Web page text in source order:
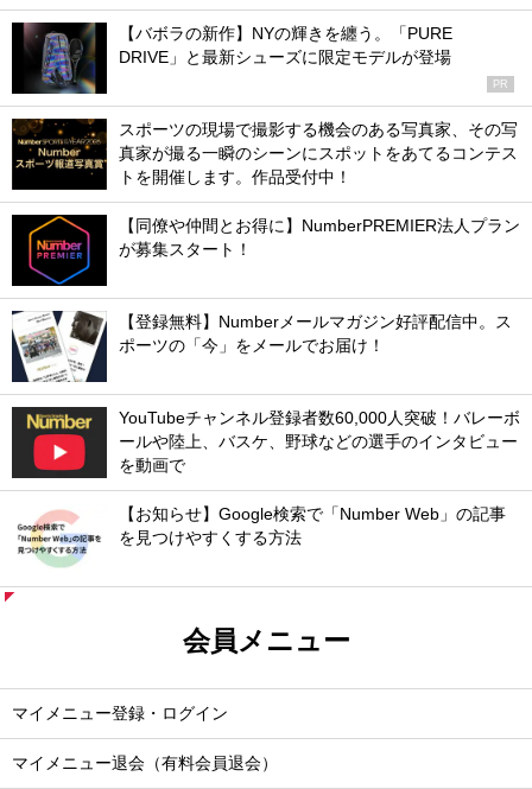
【バボラの新作】NYの輝きを纏う。「PURE
DRIVE」と最新シューズに限定モデルが登場
PR
スポーツの現場で撮影する機会のある写真家、その写
真家が撮る一瞬のシーンにスポットをあてるコンテス
トを開催します。作品受付中！
【同僚や仲間とお得に】NumberPREMIER法人プラン
が募集スタート！
【登録無料】Numberメールマガジン好評配信中。ス
ポーツの「今」をメールでお届け！
YouTubeチャンネル登録者数60,000人突破！バレーボ
ールや陸上、バスケ、野球などの選手のインタビュー
を動画で
【お知らせ】Google検索で「Number Web」の記事
を見つけやすくする方法
会員メニュー
マイメニュー登録・ログイン
マイメニュー退会（有料会員退会）